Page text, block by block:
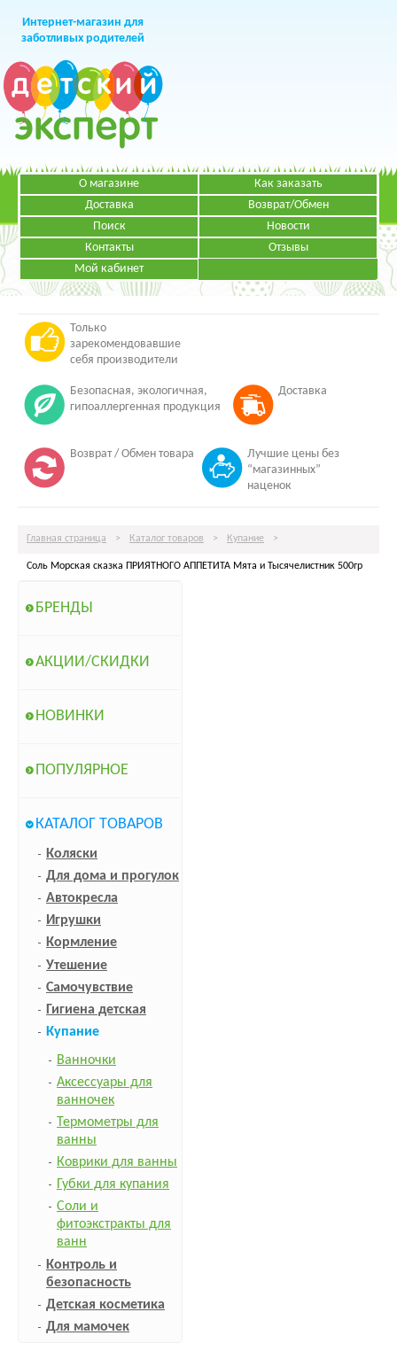
Интернет-магазин для
заботливых родителей
+7 (499)391-49-83Телефон в Москве
Режим работы:
Пн-Пт: с 09.00 до 19.00
НАПИСАТЬ ПИСЬМО
О магазине
Как заказать
Доставка
Возврат/Обмен
Поиск
Новости
Контакты
Отзывы
Мой кабинет
Только
зарекомендовавшие
себя производители
Безопасная, экологичная,
гипоаллергенная продукция
Доставка
Возврат / Обмен товара
Лучшие цены без
“магазинных”
наценок
Главная страница > Каталог товаров > Купание >
Соль Морская сказка ПРИЯТНОГО АППЕТИТА Мята и Тысячелистник 500гр
БРЕНДЫ
АКЦИИ/СКИДКИ
НОВИНКИ
ПОПУЛЯРНОЕ
КАТАЛОГ ТОВАРОВ
Коляски
Для дома и прогулок
Автокресла
Игрушки
Кормление
Утешение
Самочувствие
Гигиена детская
Купание
Ванночки
Аксессуары для
ванночек
Термометры для
ванны
Коврики для ванны
Губки для купания
Соли и
фитоэкстракты для
ванн
Контроль и
безопасность
Детская косметика
Для мамочек